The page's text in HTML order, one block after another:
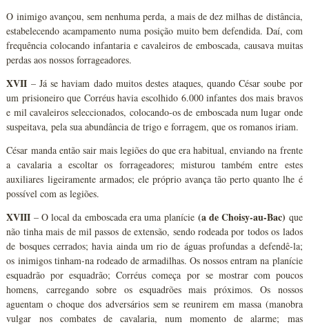
O inimigo avançou, sem nenhuma perda, a mais de dez milhas de distância,
estabelecendo acampamento numa posição muito bem defendida. Daí, com
frequência colocando infantaria e cavaleiros de emboscada, causava muitas
perdas aos nossos forrageadores.
XVII – Já se haviam dado muitos destes ataques, quando César soube por
um prisioneiro que Corréus havia escolhido 6.000 infantes dos mais bravos
e mil cavaleiros seleccionados, colocando-os de emboscada num lugar onde
suspeitava, pela sua abundância de trigo e forragem, que os romanos iriam.
César manda então sair mais legiões do que era habitual, enviando na frente
a cavalaria a escoltar os forrageadores; misturou também entre estes
auxiliares ligeiramente armados; ele próprio avança tão perto quanto lhe é
possível com as legiões.
XVIII – O local da emboscada era uma planície (a de Choisy-au-Bac) que
não tinha mais de mil passos de extensão, sendo rodeada por todos os lados
de bosques cerrados; havia ainda um rio de águas profundas a defendê-la;
os inimigos tinham-na rodeado de armadilhas. Os nossos entram na planície
esquadrão por esquadrão; Corréus começa por se mostrar com poucos
homens, carregando sobre os esquadrões mais próximos. Os nossos
aguentam o choque dos adversários sem se reunirem em massa (manobra
vulgar nos combates de cavalaria, num momento de alarme; mas